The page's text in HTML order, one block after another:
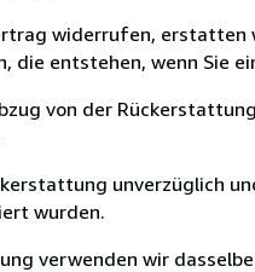
widerrufen, erstatten
die entstehen, wenn Sie
von der
unverzüglich
wurden.
verwenden wir